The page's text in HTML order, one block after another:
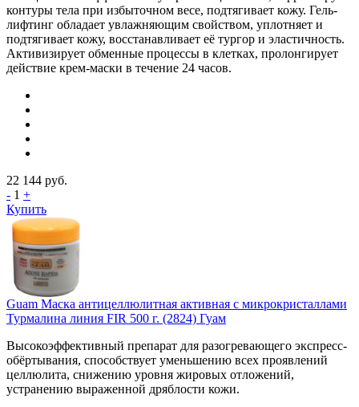
контуры тела при избыточном весе, подтягивает кожу. Гель-
лифтинг обладает увлажняющим свойством, уплотняет и
подтягивает кожу, восстанавливает её тургор и эластичность.
Активизирует обменные процессы в клетках, пролонгирует
действие крем-маски в течение 24 часов.
22 144 руб.
- 1 +
Купить
Guam Маска антицеллюлитная активная с микрокристаллами
Турмалина линия FIR 500 г. (2824) Гуам
Высокоэффективный препарат для разогревающего экспресс-
обёртывания, способствует уменьшению всех проявлений
целлюлита, снижению уровня жировых отложений,
устранению выраженной дряблости кожи.